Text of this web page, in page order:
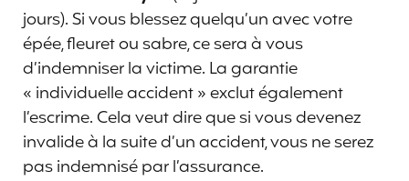
jours). Si vous blessez quelqu’un avec votre
épée, fleuret ou sabre, ce sera à vous
d’indemniser la victime. La garantie
« individuelle accident » exclut également
l’escrime. Cela veut dire que si vous devenez
invalide à la suite d’un accident, vous ne serez
pas indemnisé par l’assurance.